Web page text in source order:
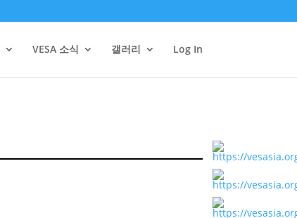
VESA 소식 갤러리 Log In